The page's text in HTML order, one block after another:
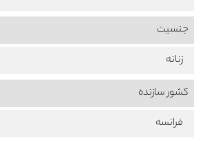
جنسیت
زنانه
کشور سازنده
فرانسه